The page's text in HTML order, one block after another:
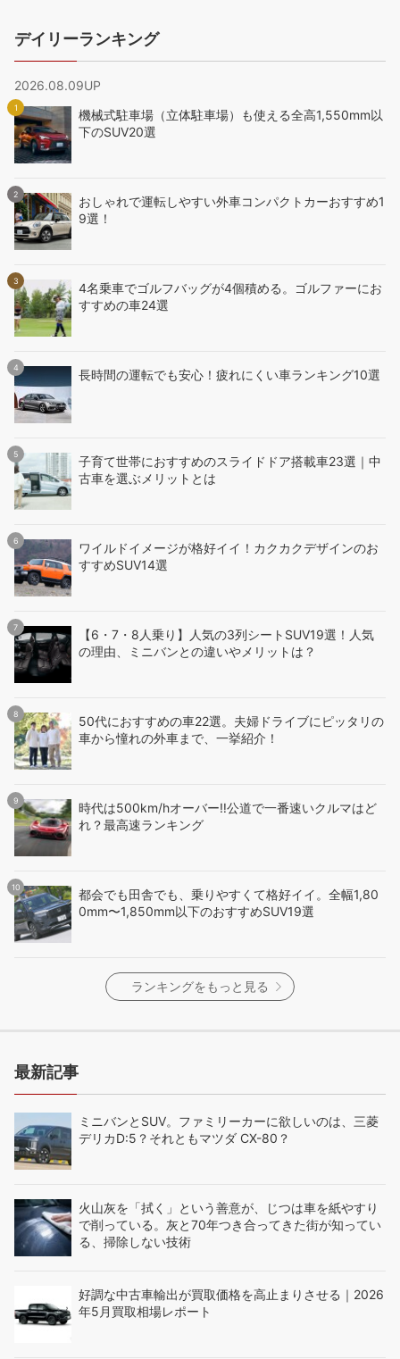
デイリーランキング
2026.08.09UP
機械式駐車場（立体駐車場）も使える全高1,550mm以
下のSUV20選
おしゃれで運転しやすい外車コンパクトカーおすすめ1
9選！
4名乗車でゴルフバッグが4個積める。ゴルファーにお
すすめの車24選
長時間の運転でも安心！疲れにくい車ランキング10選
子育て世帯におすすめのスライドドア搭載車23選｜中
古車を選ぶメリットとは
ワイルドイメージが格好イイ！カクカクデザインのお
すすめSUV14選
【6・7・8人乗り】人気の3列シートSUV19選！人気
の理由、ミニバンとの違いやメリットは？
50代におすすめの車22選。夫婦ドライブにピッタリの
車から憧れの外車まで、一挙紹介！
時代は500km/hオーバー‼️公道で一番速いクルマはど
れ？最高速ランキング
都会でも田舎でも、乗りやすくて格好イイ。全幅1,80
0mm〜1,850mm以下のおすすめSUV19選
ランキングをもっと見る
最新記事
ミニバンとSUV。ファミリーカーに欲しいのは、三菱
デリカD:5？それともマツダ CX-80？
火山灰を「拭く」という善意が、じつは車を紙やすり
で削っている。灰と70年つき合ってきた街が知ってい
る、掃除しない技術
好調な中古車輸出が買取価格を高止まりさせる｜2026
年5月買取相場レポート